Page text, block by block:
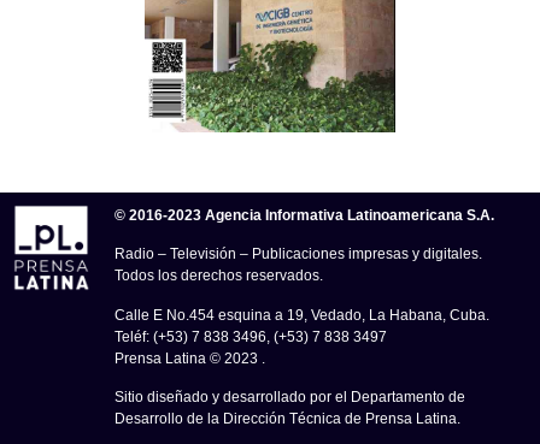
© 2016-2023 Agencia Informativa Latinoamericana S.A.
Radio – Televisión – Publicaciones impresas y digitales.
Todos los derechos reservados.
Calle E No.454 esquina a 19, Vedado, La Habana, Cuba.
Teléf: (+53) 7 838 3496, (+53) 7 838 3497
Prensa Latina © 2023 .
Sitio diseñado y desarrollado por el Departamento de
Desarrollo de la Dirección Técnica de Prensa Latina.